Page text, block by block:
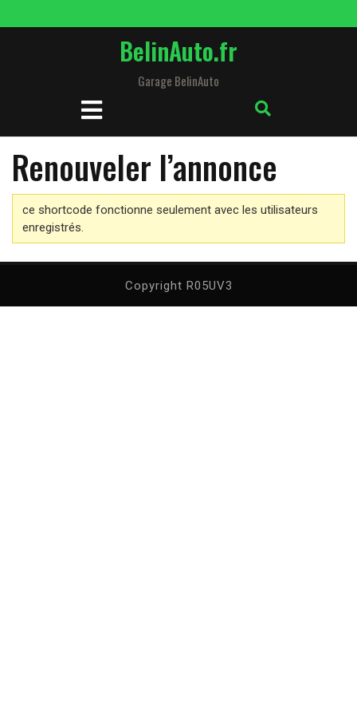
to
BelinAuto.fr
Garage BelinAuto
Open
Button
Renouveler l’annonce
ce shortcode fonctionne seulement avec les utilisateurs
enregistrés.
Copyright R05UV3